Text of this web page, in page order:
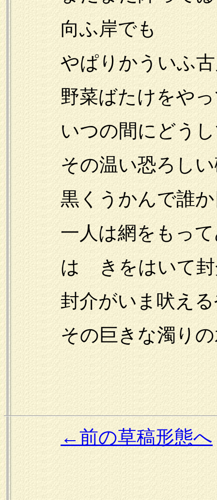
向ふ岸でも
やぱりかういふ古
野菜ばたけをやっ
いつの間にどうし
その温い恐ろしい
黒くうかんで誰か
一人は網をもって
はゞきをはいて封
封介がいま吠える
その巨きな濁りの
←前の草稿形態へ